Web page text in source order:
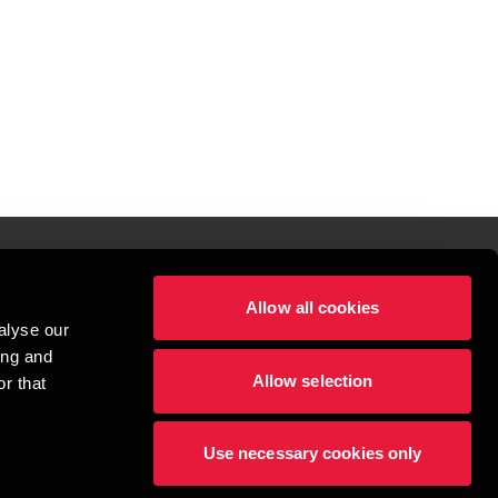
our
and
that
Allow all cookies
Allow selection
Use necessary cookies only
mennesker
med at opbygge enestående relationer.
en danskejet rådgivnings- og revisionsvirksomhed,
UK-baseret selskab med begrænset hæftelse - og del af det internationale
BDO er varemærke for både BDO-netværket og for alle BDO
mere end 1.800 medarbejdere, mens det verdensomspændende BDO-